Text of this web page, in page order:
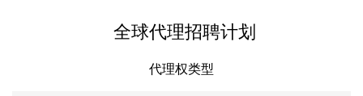
全球代理招聘计划
代理权类型